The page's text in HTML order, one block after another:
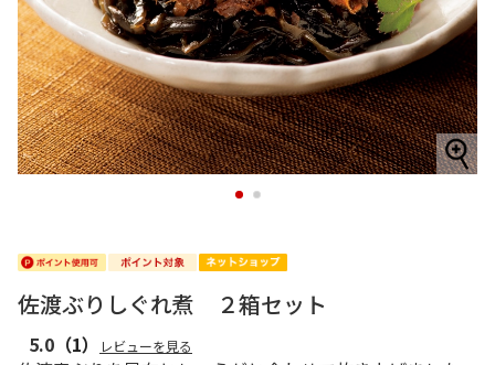
1 2
佐渡ぶりしぐれ煮 ２箱セット
5.0 （1） レビューを見る